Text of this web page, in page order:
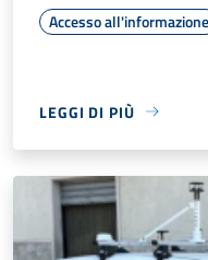
Accesso all'informazione
LEGGI DI PIÙ